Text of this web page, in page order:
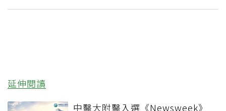
延伸閱讀
中醫大附醫入選《Newsweek》